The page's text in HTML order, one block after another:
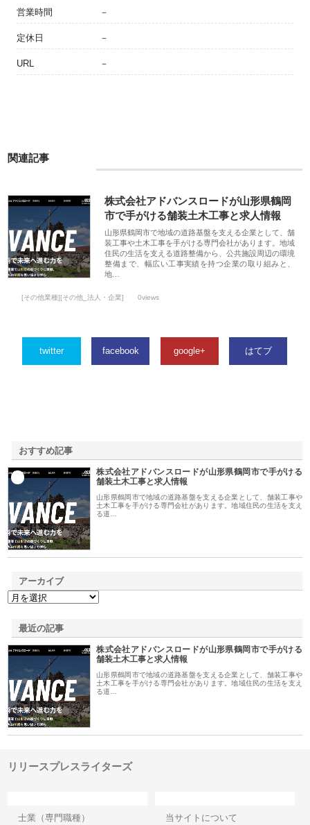
営業時間 －
定休日 －
URL －
関連記事
株式会社アドバンスロードが山形県鶴岡
市で手がける舗装土木工事と求人情報
山形県鶴岡市で地域の道路基盤を支える企業として、舗
装工事や土木工事を手がける専門会社があります。地域
住民の生活を支える道路整備から、公共施設周辺の環境
整備まで、幅広い工事実績を持つ企業の取り組みと、
地…
[その他業種][その他_法人・企業] 0views
twitter facebook google+ はてブ
おすすめ記事
株式会社アドバンスロードが山形県鶴岡市で手がける
舗装土木工事と求人情報
山形県鶴岡市で地域の道路基盤を支える企業として、舗装工事や
土木工事を手がける専門会社があります。地域住民の生活を支え
る道…
アーカイブ
最近の記事
株式会社アドバンスロードが山形県鶴岡市で手がける
舗装土木工事と求人情報
山形県鶴岡市で地域の道路基盤を支える企業として、舗装工事や
土木工事を手がける専門会社があります。地域住民の生活を支え
る道…
リリースプレスライターズ
士業（専門職種）
当サイトについて